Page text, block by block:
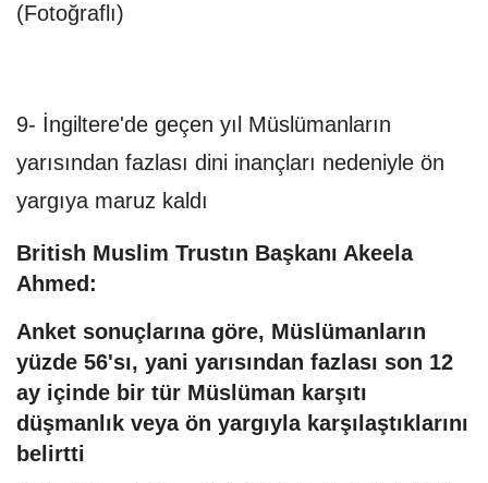
(Fotoğraflı)
9- İngiltere'de geçen yıl Müslümanların
yarısından fazlası dini inançları nedeniyle ön
yargıya maruz kaldı
British Muslim Trustın Başkanı Akeela
Ahmed:
Anket sonuçlarına göre, Müslümanların
yüzde 56'sı, yani yarısından fazlası son 12
ay içinde bir tür Müslüman karşıtı
düşmanlık veya ön yargıyla karşılaştıklarını
belirtti